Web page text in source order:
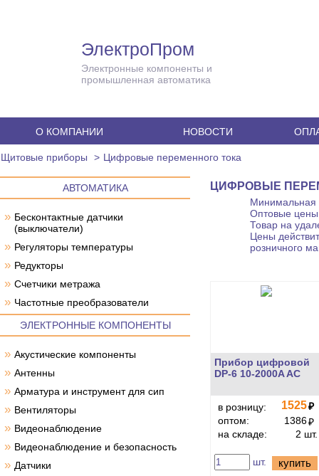
ЭлектроПром
Электронные компоненты и
промышленная автоматика
О КОМПАНИИ НОВОСТИ
Щитовые приборы Цифровые переменного тока
АВТОМАТИКА
» Бесконтактные датчики
(выключатели)
» Регуляторы температуры
» Редукторы
» Счетчики метража
» Частотные преобразователи
ЭЛЕКТРОННЫЕ КОМПОНЕНТЫ
» Акустические компоненты
» Антенны
» Арматура и инструмент для сип
» Вентиляторы
» Видеонаблюдение
» Видеонаблюдение и безопасность
» Датчики
ЦИФРОВЫЕ
Минимальная
Оптовые цены
Товар на
Цены
розничного
Прибор цифровой
DP-6 10-2000A AC
в розницу: 1525₽
оптом:
1386₽
на складе:
2 шт.
шт. купить